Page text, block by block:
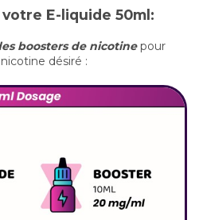
E-liquide 50ml:
boosters de nicotinepour
désiré :